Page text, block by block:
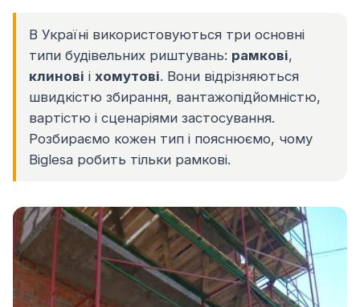
В Україні використовуються три основні
типи будівельних риштувань: рамкові,
клинові і хомутові. Вони відрізняються
швидкістю збирання, вантажопідйомністю,
вартістю і сценаріями застосування.
Розбираємо кожен тип і пояснюємо, чому
Biglesa робить тільки рамкові.